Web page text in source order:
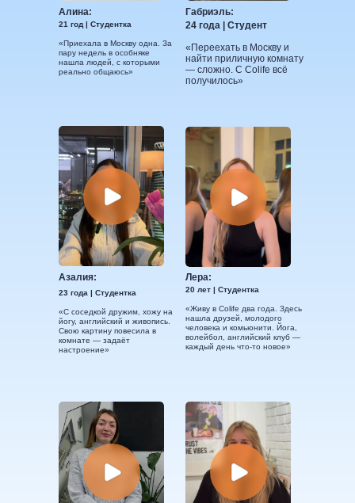
21 год | Студентка
«Приехала в Москву одна. За
пару недель в особняке
нашла людей, с которыми
реально общаюсь»
Алина:
24 года | Студент
«Переехать в Москву и
найти приличную комнату
— сложно. С Colife всё
получилось»
Габриэль:
Азалия:
23 года | Студентка
«С соседкой дружим, хожу на
йогу, английский и живопись.
Свою картину повесила в
комнате — задаёт
настроение»
Лера:
20 лет | Студентка
«Живу в Colife два года. Здесь
нашла друзей, молодого
человека и комьюнити. Йога,
волейбол, английский клуб —
каждый день что-то новое»